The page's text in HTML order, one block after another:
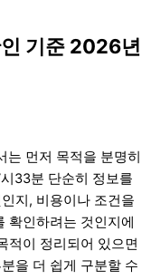
기준 2026년
는 먼저 목적을 분명히
33분 단순히 정보를
지, 비용이나 조건을
확인하려는 것인지에
적이 정리되어 있으면
을 더 쉽게 구분할 수